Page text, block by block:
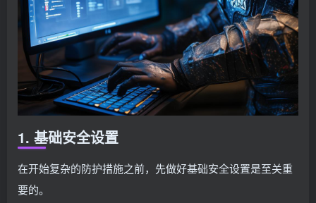
1. 基础安全设置
在开始复杂的防护措施之前，先做好基础安全设置是至关重
要的。